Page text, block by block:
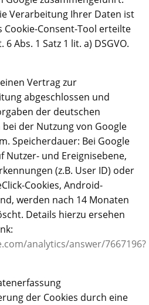
Verarbeitung Ihrer Daten ist
Cookie-Consent-Tool erteilte
Abs. 1 Satz 1 lit. a) DSGVO.
Vertrag zur
abgeschlossen und
der deutschen
der Nutzung von Google
Speicherdauer: Bei Google
Nutzer- und Ereignisebene,
(z.B. User ID) oder
Cookies, Android-
werden nach 14 Monaten
Details hierzu ersehen
analytics/answer/7667196?
der Cookies durch eine